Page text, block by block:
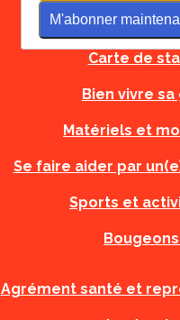
Carte
Carte de
Bien vivre
Matériels et
Se faire aider par
Sports et
Agrément santé et
M'abonner